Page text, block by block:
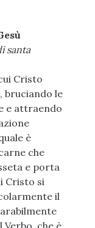
santa
Cristo
bruciando le
e attraendo
è
che
e porta
Cristo si
il